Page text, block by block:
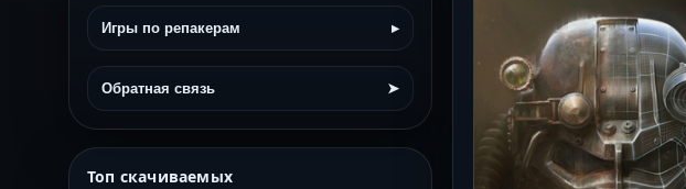
Игры по репакерам ▸
Обратная связь ➤
Топ скачиваемых